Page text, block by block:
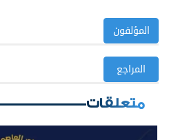
المؤلفون
المراجع
متعلقات